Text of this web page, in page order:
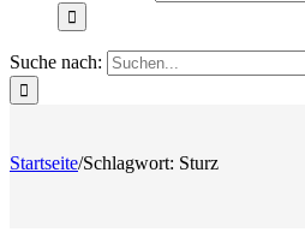
Suche nach:
Startseite/Schlagwort: Sturz